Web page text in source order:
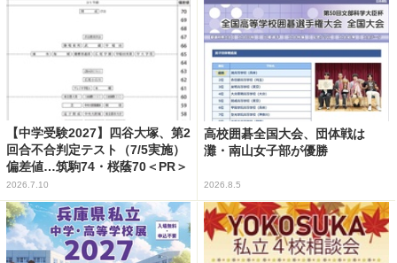
【中学受験2027】四谷大塚、第2
回合不合判定テスト（7/5実施）
偏差値…筑駒74・桜蔭70＜PR＞
2026.7.10
高校囲碁全国大会、団体戦は
灘・南山女子部が優勝
2026.8.5